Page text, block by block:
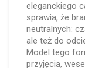
eleganckiego
sprawia, że
neutralnych:
ale też do
Model tego
przyjęcia,